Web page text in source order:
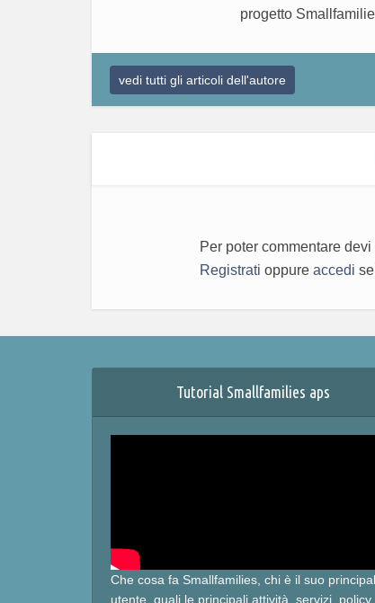
progetto
vedi tutti gli articoli dell'autore
Per poter commentare
Registrati oppure accedi
Tutorial Smallfamilies aps
Che cosa fa Smallfamilies, chi è il suo
utente, quali le principali attività, servizi, policy.